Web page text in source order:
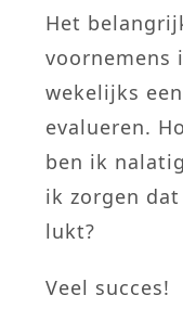
Het
voornemens
wekelijks
evalueren.
ben ik
ik zorgen
lukt?
Veel succes!